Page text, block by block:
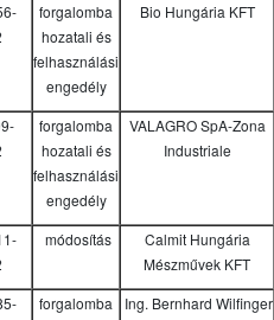
forgalomba
hozatali és
felhasználási
engedély
Bio Hungária KFT
forgalomba
hozatali és
felhasználási
engedély
VALAGRO SpA-Zona
Industriale
módosítás
Calmit Hungária
Mészművek KFT
forgalomba
Ing. Bernhard Wilfinger